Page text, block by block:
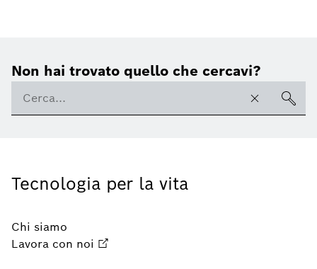
Non hai trovato quello che cercavi?
Tecnologia per la vita
Chi siamo
Lavora con noi